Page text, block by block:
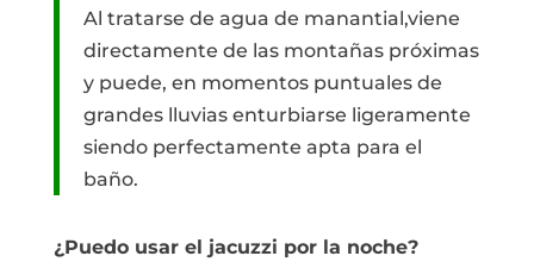
Al tratarse de agua de manantial,viene
directamente de las montañas próximas
y puede, en momentos puntuales de
grandes lluvias enturbiarse ligeramente
siendo perfectamente apta para el
baño.
¿Puedo usar el jacuzzi por la noche?